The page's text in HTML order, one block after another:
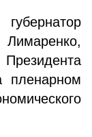
Лимаренко,
пленарном